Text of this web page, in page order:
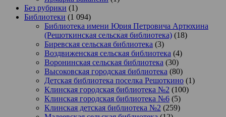
Без рубрики (1)
Библиотеки (1 094)
Библиотека имени Юрия Петровича Артюхина
(Решоткинская сельская библиотека) (18)
Биревская сельская библиотека (3)
Воздвиженская сельская библиотека (4)
Воронинская сельская библиотека (30)
Высоковская городская библиотека (80)
Детская библиотека поселка Решоткино (1)
Клинская городская библиотека №2 (100)
Клинская городская библиотека №6 (5)
Клинская детская библиотека №2 (259)